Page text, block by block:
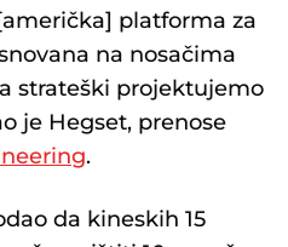
platforma za
na nosačima
strateški projektujemo
je Hegset, prenose
.
da kineskih 15